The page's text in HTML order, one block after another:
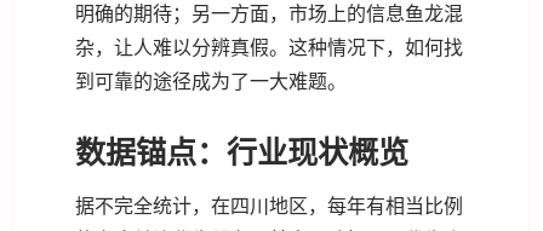
明确的期待；另一方面，市场上的信息鱼龙混
杂，让人难以分辨真假。这种情况下，如何找
到可靠的途径成为了一大难题。
数据锚点：行业现状概览
据不完全统计，在四川地区，每年有相当比例